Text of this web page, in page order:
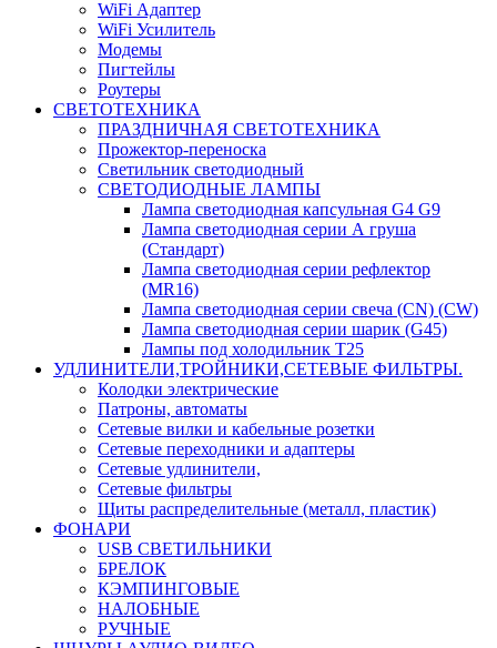
WiFi Адаптер
WiFi Усилитель
Модемы
Пигтейлы
Роутеры
СВЕТОТЕХНИКА
ПРАЗДНИЧНАЯ СВЕТОТЕХНИКА
Прожектор-переноска
Светильник светодиодный
СВЕТОДИОДНЫЕ ЛАМПЫ
Лампа светодиодная капсульная G4 G9
Лампа светодиодная серии А груша
(Стандарт)
Лампа светодиодная серии рефлектор
(MR16)
Лампа светодиодная серии свеча (CN) (CW)
Лампа светодиодная серии шарик (G45)
Лампы под холодильник T25
УДЛИНИТЕЛИ,ТРОЙНИКИ,СЕТЕВЫЕ ФИЛЬТРЫ.
Колодки электрические
Патроны, автоматы
Сетевые вилки и кабельные розетки
Сетевые переходники и адаптеры
Сетевые удлинители,
Сетевые фильтры
Щиты распределительные (металл, пластик)
ФОНАРИ
USB СВЕТИЛЬНИКИ
БРЕЛОК
КЭМПИНГОВЫЕ
НАЛОБНЫЕ
РУЧНЫЕ